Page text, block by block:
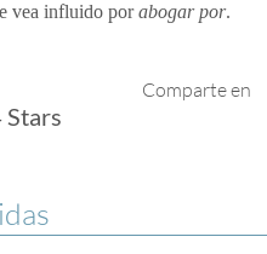
vea influido porabogar por.
Comparte en